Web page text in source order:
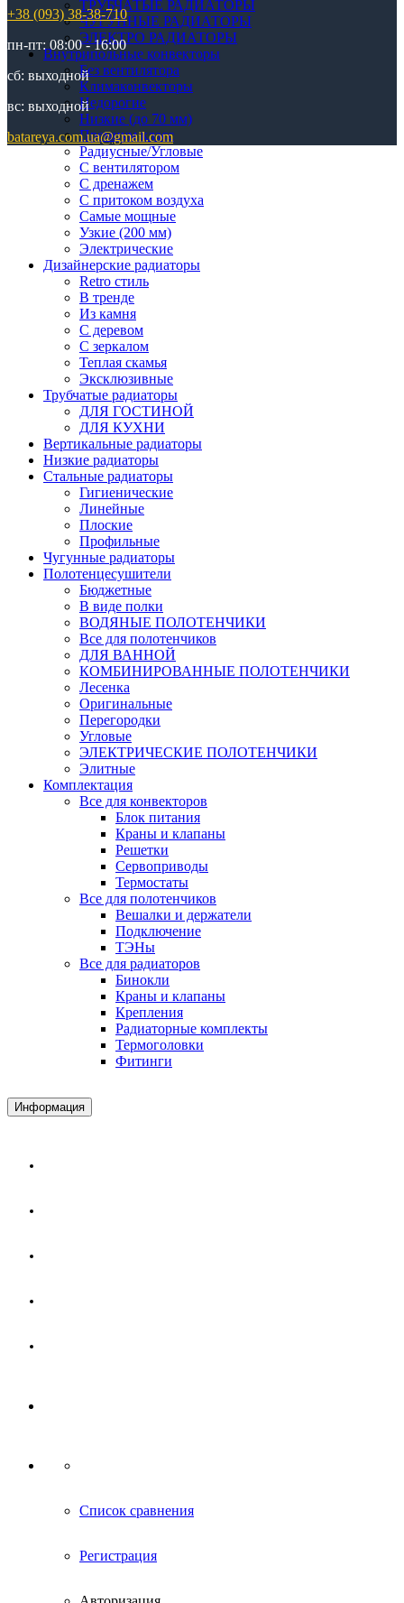
ТРУБЧАТЫЕ РАДИАТОРЫ
ЧУГУННЫЕ РАДИАТОРЫ
ЭЛЕКТРО РАДИАТОРЫ
Внутрипольные конвекторы
Без вентилятора
Климаконвекторы
Недорогие
Низкие (до 70 мм)
Премиум класс
Радиусные/Угловые
С вентилятором
С дренажем
С притоком воздуха
Самые мощные
Узкие (200 мм)
Электрические
Дизайнерские радиаторы
Retro стиль
В тренде
Из камня
С деревом
С зеркалом
Теплая скамья
Эксклюзивные
Трубчатые радиаторы
ДЛЯ ГОСТИНОЙ
ДЛЯ КУХНИ
Вертикальные радиаторы
Низкие радиаторы
Стальные радиаторы
Гигиенические
Линейные
Плоские
Профильные
Чугунные радиаторы
Полотенцесушители
Бюджетные
В виде полки
ВОДЯНЫЕ ПОЛОТЕНЧИКИ
Все для полотенчиков
ДЛЯ ВАННОЙ
КОМБИНИРОВАННЫЕ ПОЛОТЕНЧИКИ
Лесенка
Оригинальные
Перегородки
Угловые
ЭЛЕКТРИЧЕСКИЕ ПОЛОТЕНЧИКИ
Элитные
Комплектация
Все для конвекторов
Блок питания
Краны и клапаны
Решетки
Сервоприводы
Термостаты
Все для полотенчиков
Вешалки и держатели
Подключение
ТЭНы
Все для радиаторов
Бинокли
Краны и клапаны
Крепления
Радиаторные комплекты
Термоголовки
Фитинги
Информация
Список сравнения
Регистрация
+38 (093) 38-38-710
пн-пт: 08:00 - 16:00
сб: выходной
вс: выходной
batareya.com.ua@gmail.com